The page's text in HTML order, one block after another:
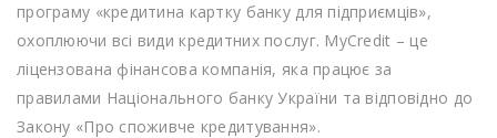
програму «кредитина картку банку для підприємців»,
охоплюючи всі види кредитних послуг. MyCredit – це
ліцензована фінансова компанія, яка працює за
правилами Національного банку України та відповідно до
Закону «Про споживче кредитування».